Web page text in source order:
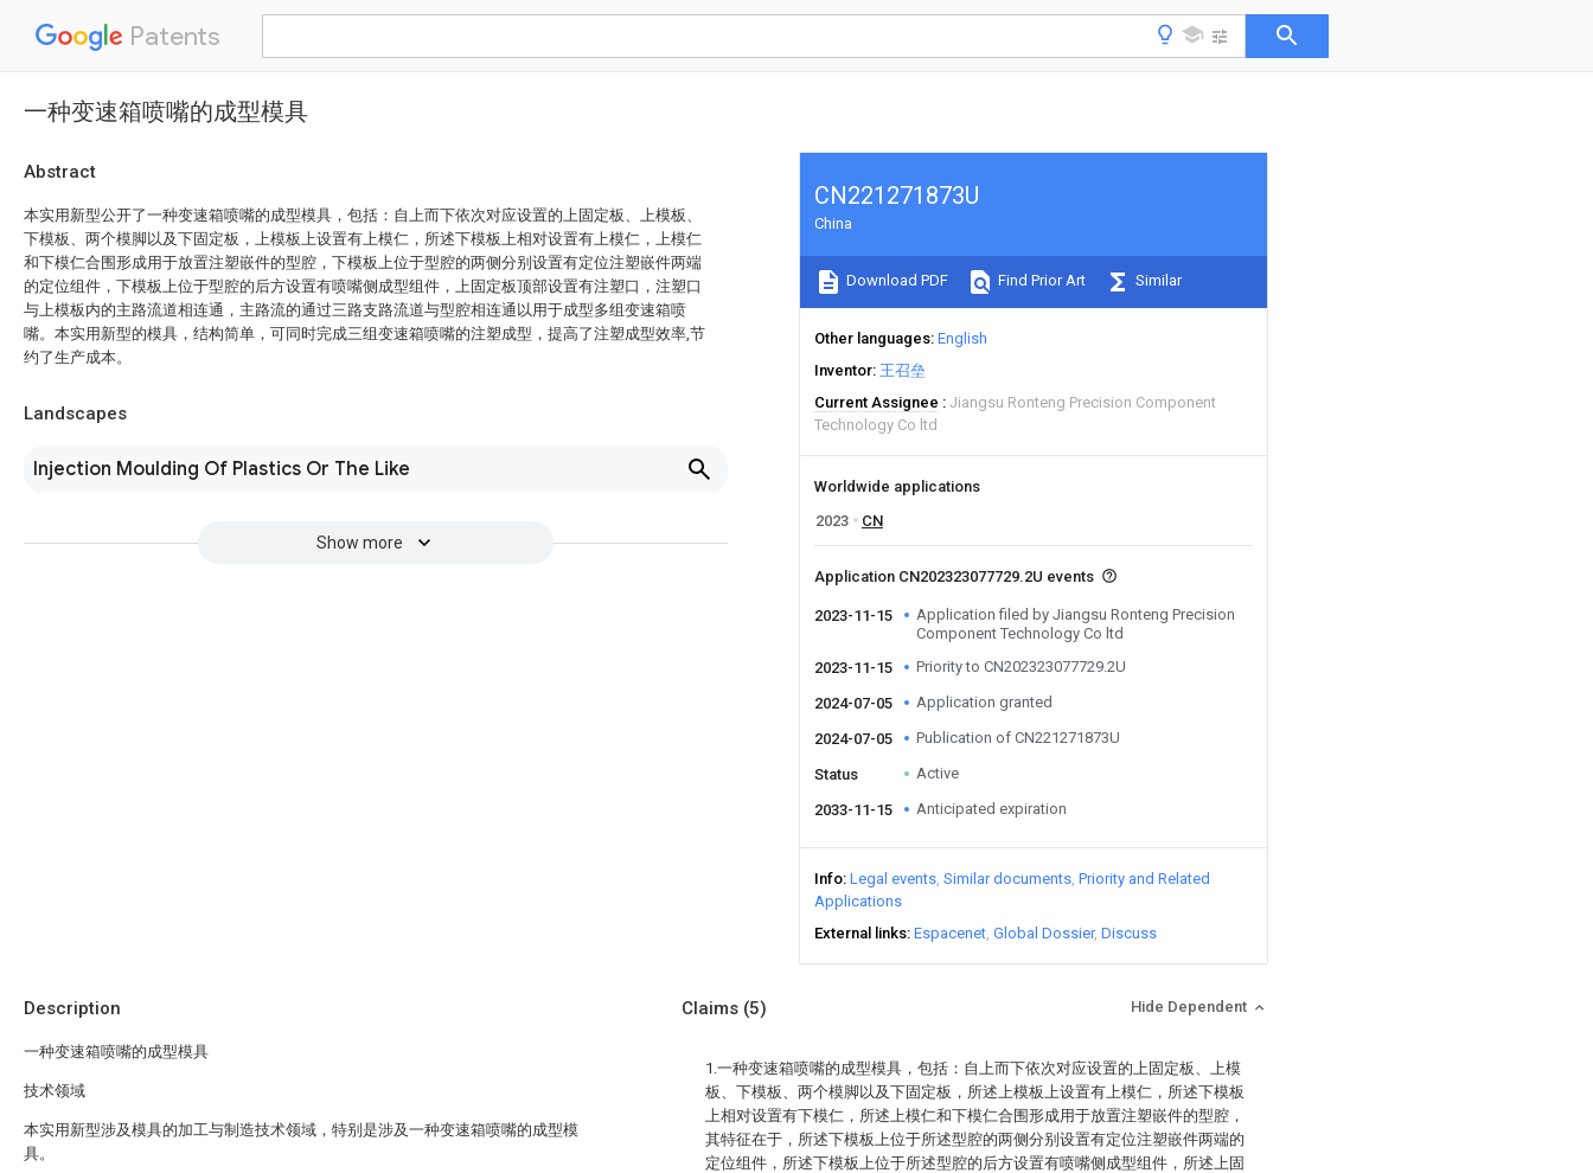
Patents
一种变速箱喷嘴的成型模具
Abstract
本实用新型公开了一种变速箱喷嘴的成型模具，包括：自上而下依次对应设置的上固定板、上模板、
下模板、两个模脚以及下固定板，上模板上设置有上模仁，所述下模板上相对设置有上模仁，上模仁
和下模仁合围形成用于放置注塑嵌件的型腔，下模板上位于型腔的两侧分别设置有定位注塑嵌件两端
的定位组件，下模板上位于型腔的后方设置有喷嘴侧成型组件，上固定板顶部设置有注塑口，注塑口
与上模板内的主路流道相连通，主路流的通过三路支路流道与型腔相连通以用于成型多组变速箱喷
嘴。本实用新型的模具，结构简单，可同时完成三组变速箱喷嘴的注塑成型，提高了注塑成型效率,节
约了生产成本。
Landscapes
Injection Moulding Of Plastics Or The Like
Show more
CN221271873U
China
Download PDF Find Prior Art Similar
Other languages English
Inventor 王召垒
Current Assignee
Jiangsu Ronteng Precision Component
Technology Co ltd
Worldwide applications
2023
CN
Application CN202323077729.2U events
2023-11-15
Application filed by Jiangsu Ronteng Precision
Component Technology Co ltd
2023-11-15
Priority to CN202323077729.2U
2024-07-05 Application granted
2024-07-05 Publication of CN221271873U
Status Active
2033-11-15 Anticipated expiration
Info Legal events Similar documents Priority and Related
Applications
External links Espacenet Global Dossier Discuss
Description
一种变速箱喷嘴的成型模具
技术领域
本实用新型涉及模具的加工与制造技术领域，特别是涉及一种变速箱喷嘴的成型模
具。
Claims (5) Hide Dependent
1.一种变速箱喷嘴的成型模具，包括：自上而下依次对应设置的上固定板、上模
板、下模板、两个模脚以及下固定板，所述上模板上设置有上模仁，所述下模板
上相对设置有下模仁，所述上模仁和下模仁合围形成用于放置注塑嵌件的型腔，
其特征在于，所述下模板上位于所述型腔的两侧分别设置有定位注塑嵌件两端的
定位组件，所述下模板上位于所述型腔的后方设置有喷嘴侧成型组件，所述上固